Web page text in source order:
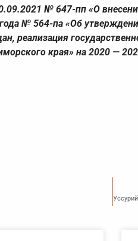
№ 647-пп «О
№ 564-па «Об
реализация
края» на 2020 —